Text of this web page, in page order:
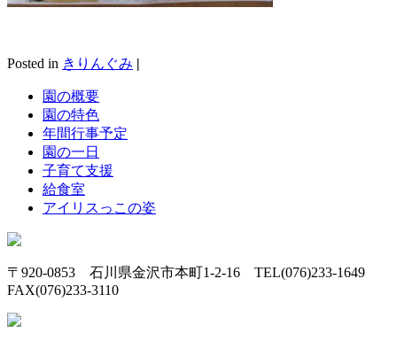
Posted in きりんぐみ |
園の概要
園の特色
年間行事予定
園の一日
子育て支援
給食室
アイリスっこの姿
〒920-0853 石川県金沢市本町1-2-16 TEL(076)233-1649
FAX(076)233-3110